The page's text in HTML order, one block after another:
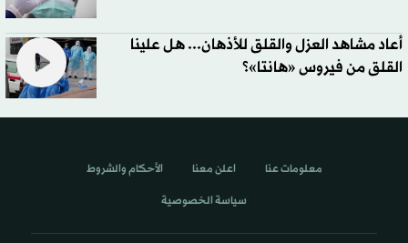
أعاد مشاهد العزل والقلق للأذهان... هل علينا
القلق من فيروس «هانتا»؟
معلومات عنا اعلن معنا الأحكام والشروط
سياسة الخصوصية